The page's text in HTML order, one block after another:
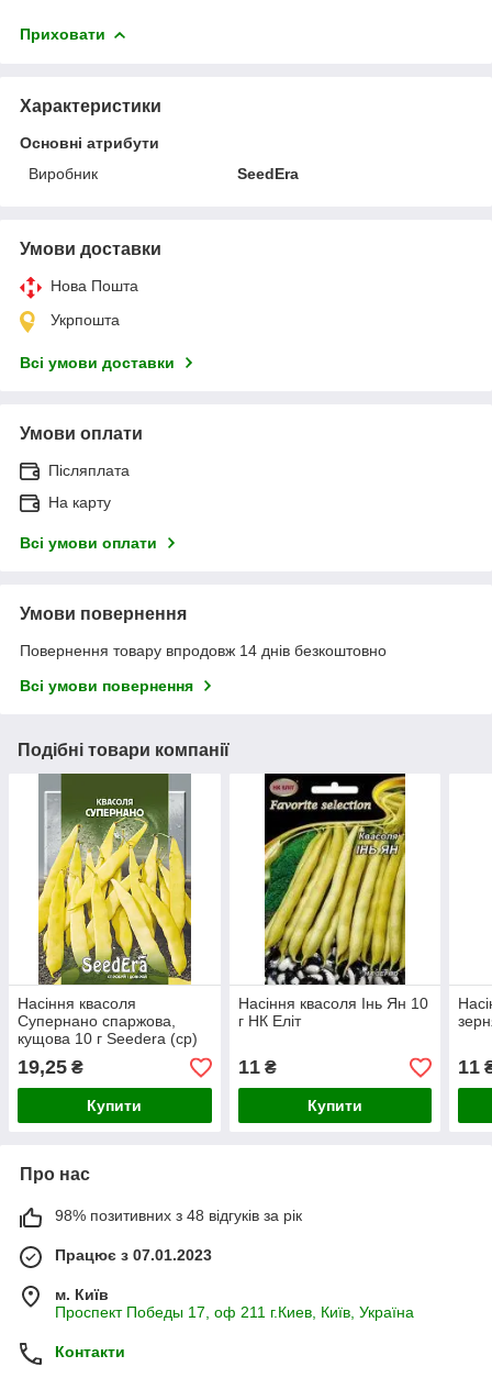
Приховати
Характеристики
Основні атрибути
Виробник
SeedEra
Умови доставки
Нова Пошта
Укрпошта
Всі умови доставки
Умови оплати
Післяплата
На карту
Всі умови оплати
Умови повернення
Повернення товару впродовж 14 днів безкоштовно
Всі умови повернення
Подібні товари компанії
Насіння квасоля
Супернано спаржова,
кущова 10 г Seedera (ср)
19,25 ₴
Купити
Насіння квасоля Інь Ян 10
г НК Еліт
11₴
Купити
11
Про нас
98% позитивних з 48 відгуків за рік
Працює з 07.01.2023
м. Київ
Проспект Победы 17, оф 211 г.Киев, Київ, Україна
Контакти